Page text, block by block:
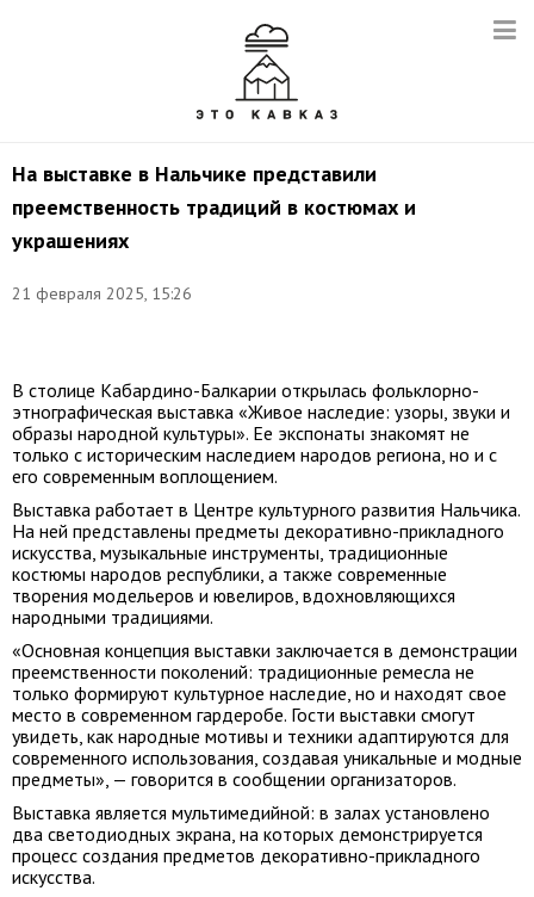
На выставке в Нальчике представили
преемственность традиций в костюмах и
украшениях
21 февраля 2025, 15:26
В столице Кабардино-Балкарии открылась фольклорно-
этнографическая выставка «Живое наследие: узоры, звуки и
образы народной культуры». Ее экспонаты знакомят не
только с историческим наследием народов региона, но и с
его современным воплощением.
Выставка работает в Центре культурного развития Нальчика.
На ней представлены предметы декоративно-прикладного
искусства, музыкальные инструменты, традиционные
костюмы народов республики, а также современные
творения модельеров и ювелиров, вдохновляющихся
народными традициями.
«Основная концепция выставки заключается в демонстрации
преемственности поколений: традиционные ремесла не
только формируют культурное наследие, но и находят свое
место в современном гардеробе. Гости выставки смогут
увидеть, как народные мотивы и техники адаптируются для
современного использования, создавая уникальные и модные
предметы», — говорится в сообщении организаторов.
Выставка является мультимедийной: в залах установлено
два светодиодных экрана, на которых демонстрируется
процесс создания предметов декоративно-прикладного
искусства.